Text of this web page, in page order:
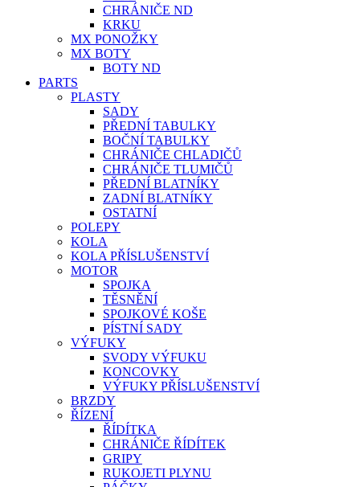
CHRÁNIČE ND
KRKU
MX PONOŽKY
MX BOTY
BOTY ND
PARTS
PLASTY
SADY
PŘEDNÍ TABULKY
BOČNÍ TABULKY
CHRÁNIČE CHLADIČŮ
CHRÁNIČE TLUMIČŮ
PŘEDNÍ BLATNÍKY
ZADNÍ BLATNÍKY
OSTATNÍ
POLEPY
KOLA
KOLA PŘÍSLUŠENSTVÍ
MOTOR
SPOJKA
TĚSNĚNÍ
SPOJKOVÉ KOŠE
PÍSTNÍ SADY
VÝFUKY
SVODY VÝFUKU
KONCOVKY
VÝFUKY PŘÍSLUŠENSTVÍ
BRZDY
ŘÍZENÍ
ŘÍDÍTKA
CHRÁNIČE ŘÍDÍTEK
GRIPY
RUKOJETI PLYNU